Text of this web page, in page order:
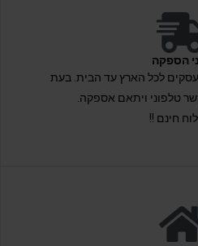
הספקה
בין 6-19 ימי עסקים לכל הארץ עד הבית. בעת
טלפוני ויתאם אספקה.
חינם !!